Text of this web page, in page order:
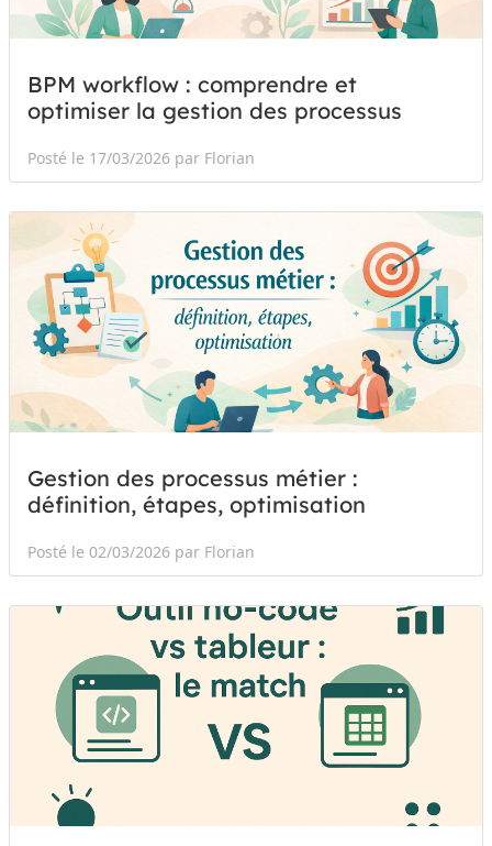
BPM workflow : comprendre et
optimiser la gestion des processus
Posté le 17/03/2026 par Florian
Gestion des processus métier :
définition, étapes, optimisation
Posté le 02/03/2026 par Florian